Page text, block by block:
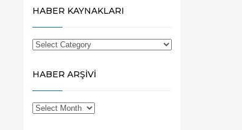
HABER KAYNAKLARI
HABER ARŞİVİ